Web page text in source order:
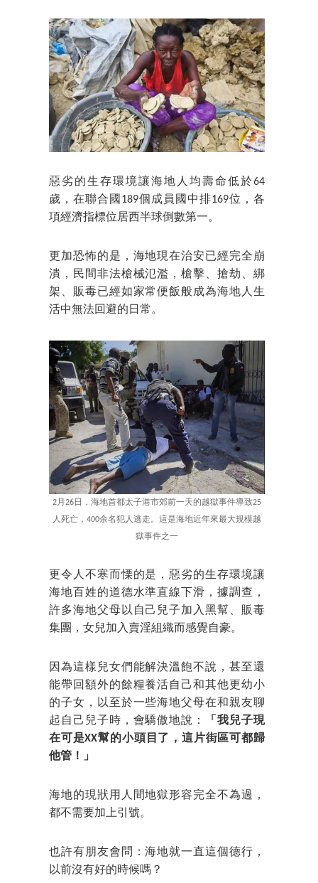
惡劣的生存環境讓海地人均壽命低於64
歲，在聯合國189個成員國中排169位，各
項經濟指標位居西半球倒數第一。
更加恐怖的是，海地現在治安已經完全崩
潰，民間非法槍械氾濫，槍擊、搶劫、綁
架、販毒已經如家常便飯般成為海地人生
活中無法回避的日常。
2月26日，海地首都太子港市郊前一天的越獄事件導致25
人死亡，400余名犯人逃走。這是海地近年來最大規模越
獄事件之一
更令人不寒而慄的是，惡劣的生存環境讓
海地百姓的道德水準直線下滑，據調查，
許多海地父母以自己兒子加入黑幫、販毒
集團，女兒加入賣淫組織而感覺自豪。
因為這樣兒女們能解決溫飽不說，甚至還
能帶回額外的餘糧養活自己和其他更幼小
的子女，以至於一些海地父母在和親友聊
起自己兒子時，會驕傲地說：
「我兒子現
在可是XX幫的小頭目了，這片街區可都歸
他管！」
海地的現狀用人間地獄形容完全不為過，
都不需要加上引號。
也許有朋友會問：海地就一直這個德行，
以前沒有好的時候嗎？